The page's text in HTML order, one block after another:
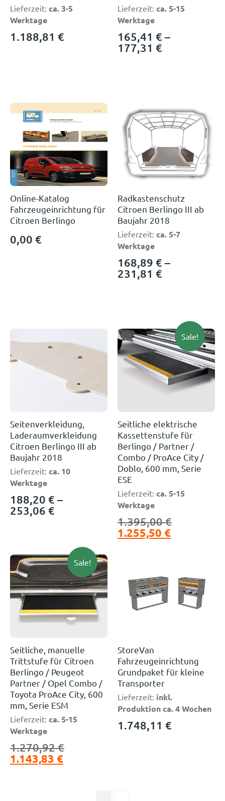
Lieferzeit: ca. 3-5
Werktage
1.188,81 €
Lieferzeit: ca. 5-15
Werktage
165,41 € –
177,31 €
Online-Katalog
Fahrzeugeinrichtung für
Citroen Berlingo
0,00 €
Radkastenschutz
Citroen Berlingo III ab
Baujahr 2018
Lieferzeit: ca. 5-7
Werktage
168,89 € –
231,81 €
Seitenverkleidung,
Laderaumverkleidung
Citroen Berlingo III ab
Baujahr 2018
Lieferzeit: ca. 10
Werktage
188,20 € –
253,06 €
Sale!
Seitliche elektrische
Kassettenstufe für
Berlingo / Partner /
Combo / ProAce City /
Doblo, 600 mm, Serie
ESE
Lieferzeit: ca. 5-15
Werktage
1.395,00€
1.255,50 €
Sale!
Seitliche, manuelle
Trittstufe für Citroen
Berlingo / Peugeot
Partner / Opel Combo /
Toyota ProAce City, 600
mm, Serie ESM
Lieferzeit: ca. 5-15
Werktage
1.270,92€
1.143,83 €
StoreVan
Fahrzeugeinrichtung
Grundpaket für kleine
Transporter
Lieferzeit: inkl.
Produktion ca. 4 Wochen
1.748,11 €